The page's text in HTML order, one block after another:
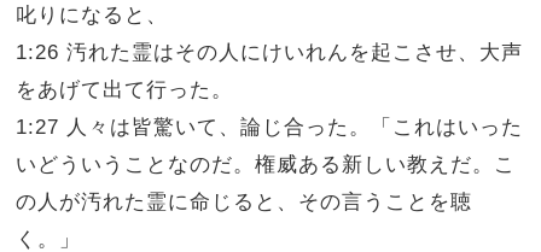
叱りになると、
1:26 汚れた霊はその人にけいれんを起こさせ、大声
をあげて出て行った。
1:27 人々は皆驚いて、論じ合った。「これはいった
いどういうことなのだ。権威ある新しい教えだ。こ
の人が汚れた霊に命じると、その言うことを聴
く。」